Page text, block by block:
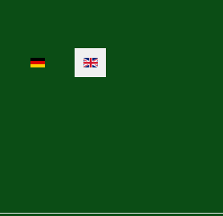
Select your language